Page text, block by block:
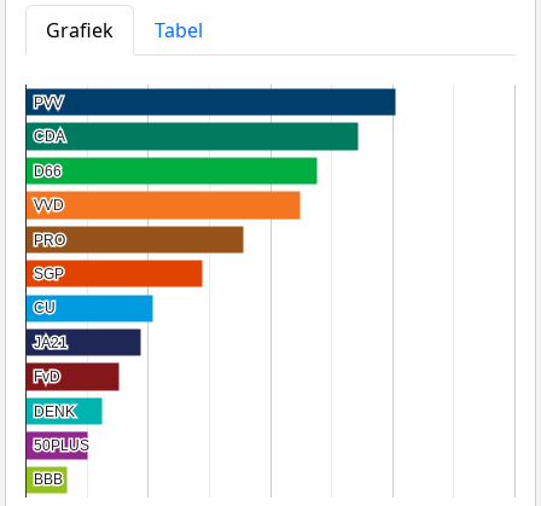
Grafiek
Tabel
PVV
PVV
CDA
CDA
D66
D66
VVD
VVD
PRO
PRO
SGP
SGP
CU
CU
JA21
JA21
FvD
FvD
DENK
DENK
50PLUS
50PLUS
BBB
BBB